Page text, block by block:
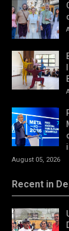
August 05, 2026
Recent in